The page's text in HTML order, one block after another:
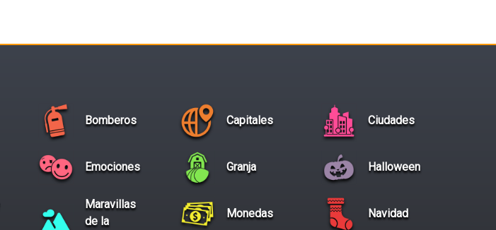
Bomberos Capitales Ciudades
Emociones Granja Halloween
Maravillas
de la
Monedas Navidad